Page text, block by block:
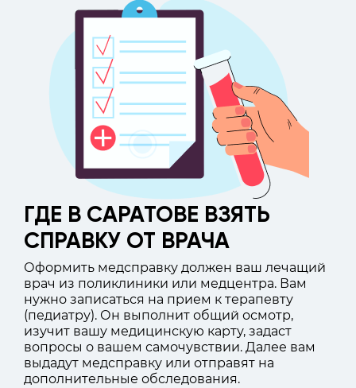
ГДЕ В САРАТОВЕ ВЗЯТЬ
СПРАВКУ ОТ ВРАЧА
Оформить медсправку должен ваш лечащий
врач из поликлиники или медцентра. Вам
нужно записаться на прием к терапевту
(педиатру). Он выполнит общий осмотр,
изучит вашу медицинскую карту, задаст
вопросы о вашем самочувствии. Далее вам
выдадут медсправку или отправят на
дополнительные обследования.